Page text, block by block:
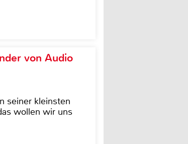
von Audio
seiner kleinsten
wollen wir uns